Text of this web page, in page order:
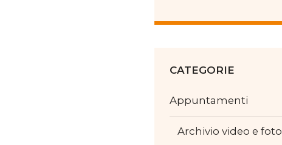
CATEGORIE
Appuntamenti
Archivio video e foto